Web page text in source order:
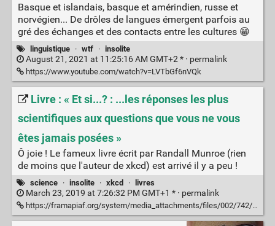
Basque et islandais, basque et amérindien, russe et
norvégien... De drôles de langues émergent parfois au
gré des échanges et des contacts entre les cultures 😁
linguistique · wtf · insolite
August 21, 2021 at 11:25:16 AM GMT+2 * · permalink
https://www.youtube.com/watch?v=LVTbGf6nVQk
Livre : « Et si...? : ...les réponses les plus
scientifiques aux questions que vous ne vous
êtes jamais posées »
Ô joie ! Le fameux livre écrit par Randall Munroe (rien
de moins que l'auteur de xkcd) est arrivé il y a peu !
science · insolite · xkcd · livres
March 23, 2019 at 7:26:32 PM GMT+1 * · permalink
https://framapiaf.org/system/media_attachments/files/002/742/116/original/5d2dcab5b28e2b31.png